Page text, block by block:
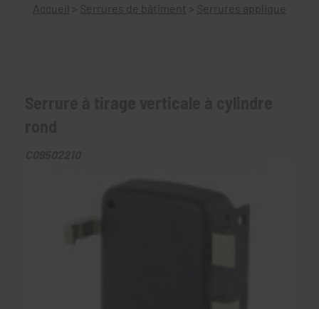
Accueil > Serrures de bâtiment > Serrures applique